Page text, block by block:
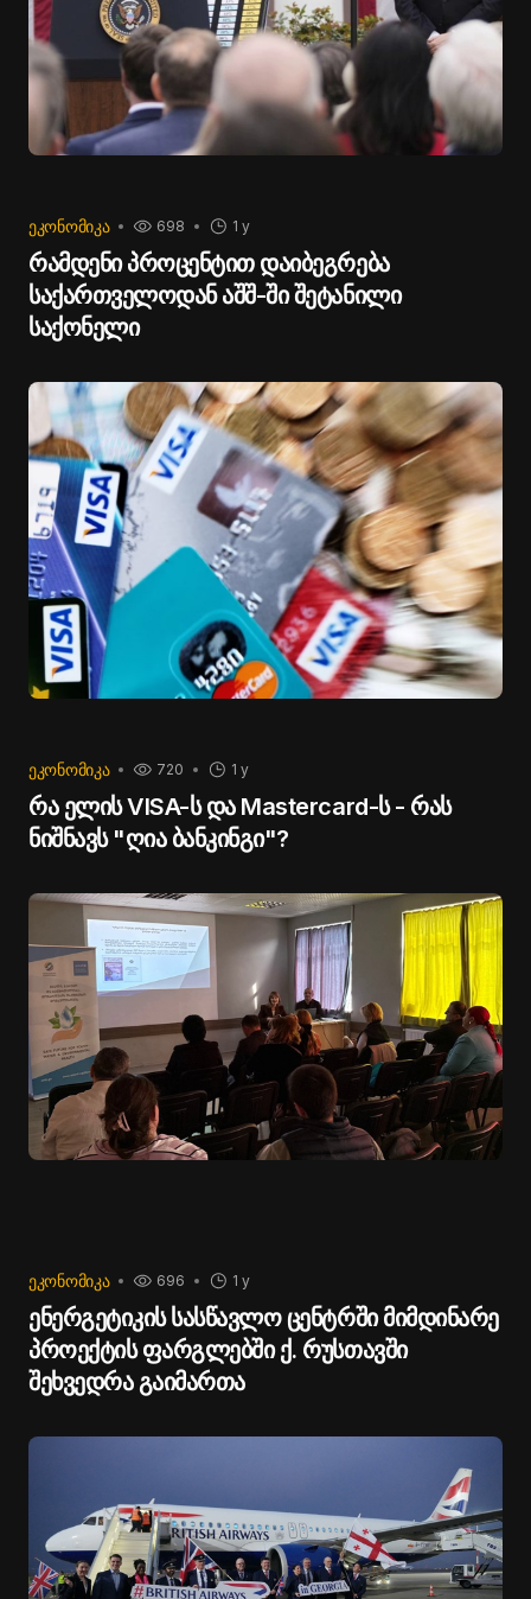
ᲔᲙᲝᲜᲝᲛᲘᲙᲐ 1 y
698
რამდენი პროცენტით დაიბეგრება
საქართველოდან აშშ-ში შეტანილი
საქონელი
ᲔᲙᲝᲜᲝᲛᲘᲙᲐ 1 y
720
რა ელის VISA-ს და Mastercard-ს - რას
ნიშნავს "ღია ბანკინგი"?
ᲔᲙᲝᲜᲝᲛᲘᲙᲐ 1 y
696
ენერგეტიკის სასწავლო ცენტრში მიმდინარე
პროექტის ფარგლებში ქ. რუსთავში
შეხვედრა გაიმართა